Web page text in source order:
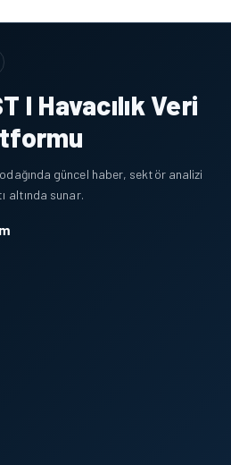
I Havacılık Veri
güncel haber, sektör analizi
altında sunar.